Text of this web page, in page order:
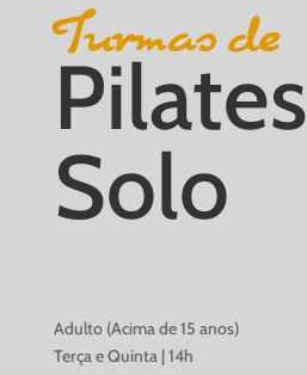
Turmas de
Pilates
Solo
Adulto (Acima de 15 anos)
Terça e Quinta | 14h